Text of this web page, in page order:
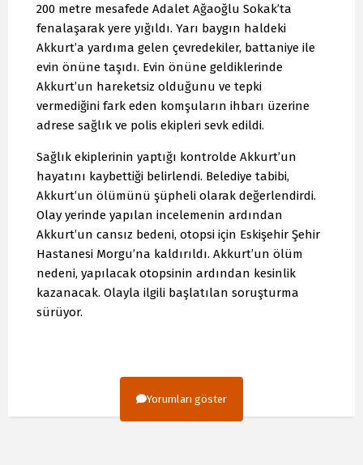
200 metre mesafede Adalet Ağaoğlu Sokak’ta
fenalaşarak yere yığıldı. Yarı baygın haldeki
Akkurt’a yardıma gelen çevredekiler, battaniye ile
evin önüne taşıdı. Evin önüne geldiklerinde
Akkurt’un hareketsiz olduğunu ve tepki
vermediğini fark eden komşuların ihbarı üzerine
adrese sağlık ve polis ekipleri sevk edildi.
Sağlık ekiplerinin yaptığı kontrolde Akkurt’un
hayatını kaybettiği belirlendi. Belediye tabibi,
Akkurt’un ölümünü şüpheli olarak değerlendirdi.
Olay yerinde yapılan incelemenin ardından
Akkurt’un cansız bedeni, otopsi için Eskişehir Şehir
Hastanesi Morgu’na kaldırıldı. Akkurt’un ölüm
nedeni, yapılacak otopsinin ardından kesinlik
kazanacak. Olayla ilgili başlatılan soruşturma
sürüyor.
Yorumları göster